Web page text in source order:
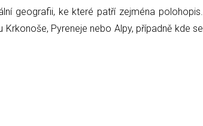
geografii, ke které patří zejména polohopis.
Pyreneje nebo Alpy, případně kde se